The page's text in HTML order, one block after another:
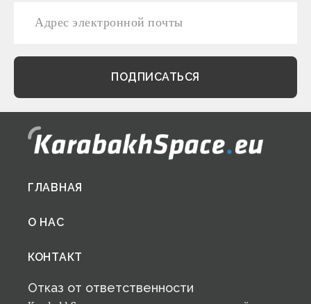
Footer
menu
ГЛАВНАЯ
О НАС
КОНТАКТ
Отказ от ответственности